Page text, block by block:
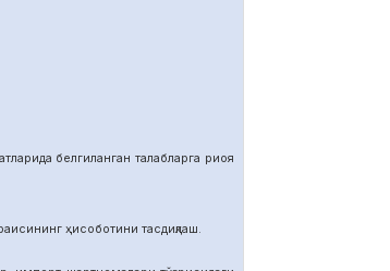
белгиланган талабларга риоя
ҳисоботини тасдиқлаш.